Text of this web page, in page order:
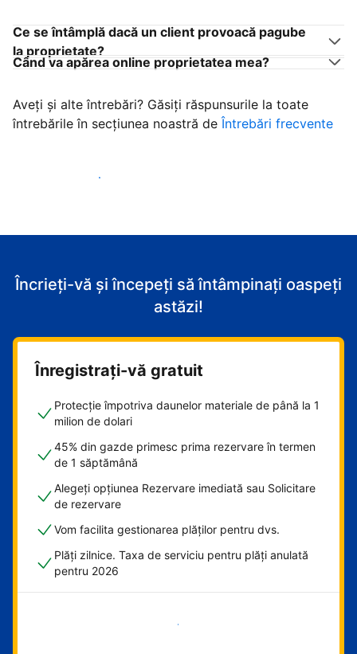
Ce se întâmplă dacă un client provoacă pagube
la proprietate?
Când va apărea online proprietatea mea?
Aveți și alte întrebări? Găsiți răspunsurile la toate
întrebările în secțiunea noastră deÎntrebări frecvente
Începeţi să primiţi clienţi
Încrieți-vă și începeți să întâmpinați oaspeți
astăzi!
Înregistrați-vă gratuit
Protecție împotriva daunelor materiale de până la 1
milion de dolari
45% din gazde primesc prima rezervare în termen
de 1 săptămână
Alegeți opțiunea Rezervare imediată sau Solicitare
de rezervare
Vom facilita gestionarea plăților pentru dvs.
Plăți zilnice. Taxa de serviciu pentru plăți anulată
pentru 2026
Începeți acum